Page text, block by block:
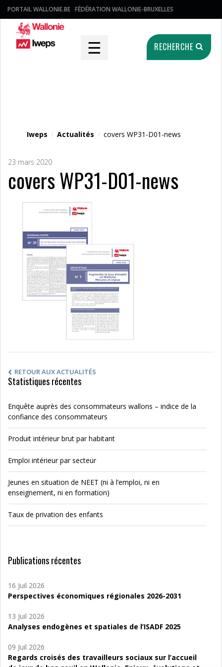
PORTAIL WALLONIE.BE FÉDÉRATION WALLONIE-BRUXELLES
☰ RECHERCHE
Iweps / Actualités / covers WP31-D01-news
23 mars 2020
covers WP31-D01-news
RETOUR AUX ACTUALITÉS
Statistiques récentes
Enquête auprès des consommateurs wallons – indice de la
confiance des consommateurs
Produit intérieur brut par habitant
Emploi intérieur par secteur
Jeunes en situation de NEET (ni à l’emploi, ni en
enseignement, ni en formation)
Taux de privation des enfants
Publications récentes
16 Juil 2026
Perspectives économiques régionales 2026-2031
13 Juil 2026
Analyses endogènes et spatiales de l’ISADF 2025
09 Juil 2026
Regards croisés des travailleurs sociaux sur l’accueil